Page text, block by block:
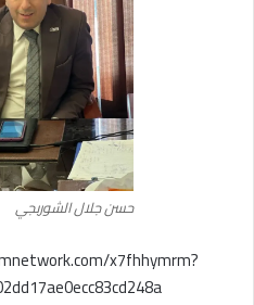
حسن جلال الشوربجي
x7fhhymrm?